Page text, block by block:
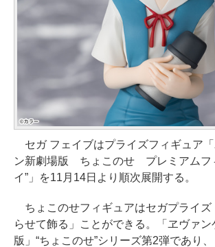
セガ フェイブはプライズフィギュア
ン新劇場版 ちょこのせ プレミアムフ
イ”」を11月14日より順次展開する。
ちょこのせフィギュアはセガプライズ
らせて飾る」ことができる。「ヱヴァ
版」“ちょこのせ”シリーズ第2弾であり